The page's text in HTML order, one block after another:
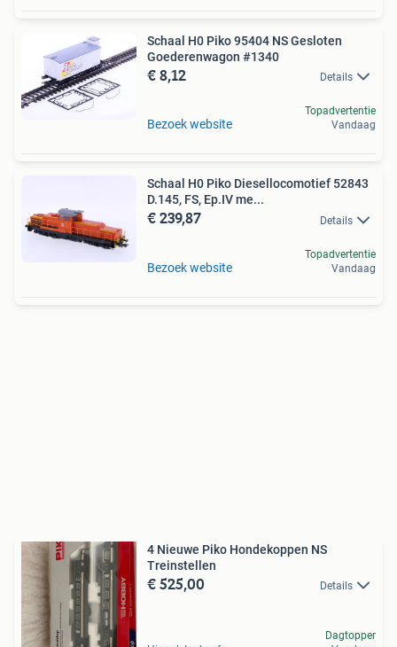
Schaal H0 Piko 95404 NS Gesloten
Goederenwagon #1340
€ 8,12 Details
Bezoek website
Topadvertentie
Vandaag
Schaal H0 Piko Diesellocomotief 52843
D.145, FS, Ep.IV me...
€ 239,87 Details
Bezoek website
Topadvertentie
Vandaag
4 Nieuwe Piko Hondekoppen NS
Treinstellen
€ 525,00 Details
Dagtopper